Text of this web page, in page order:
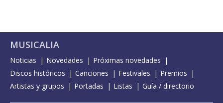
MUSICALIA
Noticias Novedades
Próximas novedades
Discos históricos
Canciones Festivales
Premios
Artistas y grupos
Portadas Listas Guía / directorio